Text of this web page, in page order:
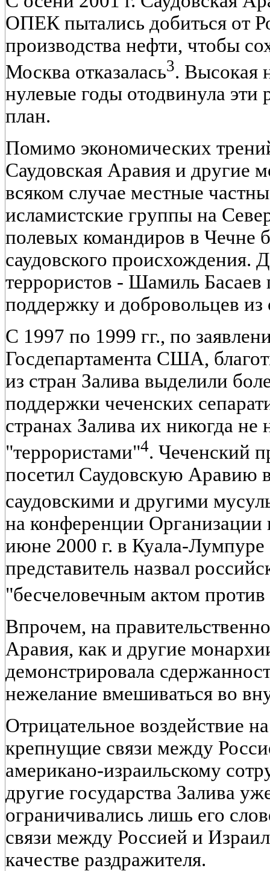
ОПЕК пытались добиться от
производства нефти, чтобы
Москва отказалась3. Высокая
нулевые годы отодвинула эти
план.
Помимо экономических
Саудовская Аравия и другие
всяком случае местные
исламистские группы на
полевых командиров в Чечне
саудовского происхождения.
террористов - Шамиль
поддержку и добровольцев из
С 1997 по 1999 гг., по
Госдепартамента США,
из стран Залива выделили
поддержки чеченских
странах Залива их никогда не
"террористами"4. Чеченский
посетил Саудовскую Аравию в
саудовскими и другими
на конференции Организации
июне 2000 г. в Куала-
представитель назвал
"бесчеловечным актом
Впрочем, на
Аравия, как и другие
демонстрировала
нежелание вмешиваться во
Отрицательное воздействие
крепнущие связи между
американо-израильскому
другие государства Залива
ограничивались лишь его
связи между Россией и
качестве раздражителя.